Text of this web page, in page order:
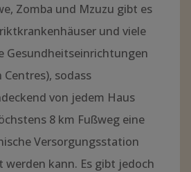
Zomba und Mzuzu gibt es
und viele
Gesundheitseinrichtungen
Centres), sodass
von jedem Haus
8 km Fußweg eine
Versorgungsstation
werden kann. Es gibt jedoch